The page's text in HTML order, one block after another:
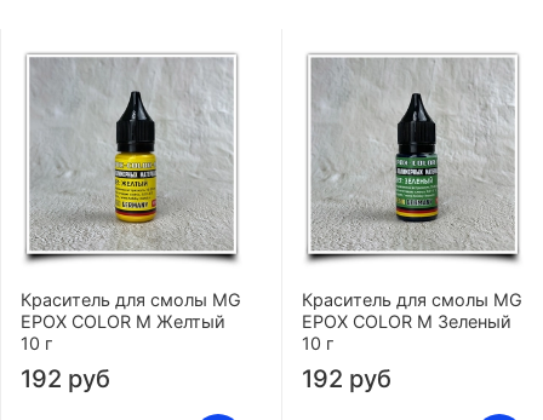
Краситель для смолы MG
EPOX COLOR M Желтый
10 г
192 руб
Краситель для смолы MG
EPOX COLOR M Зеленый
10 г
192 руб